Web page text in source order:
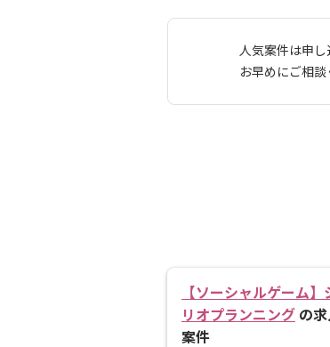
人気案件は申し
お早めにご相談
【ソーシャルゲーム】
リオプランニング の求
案件